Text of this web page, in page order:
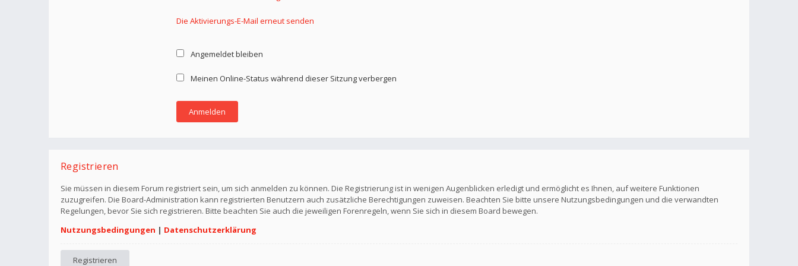
Die Aktivierungs-E-Mail erneut senden
Angemeldet bleiben
Meinen Online-Status während dieser Sitzung verbergen
Registrieren
Sie müssen in diesem Forum registriert sein, um sich anmelden zu können. Die Registrierung ist in wenigen Augenblicken erledigt und ermöglicht es Ihnen, auf weitere Funktionen
zuzugreifen. Die Board-Administration kann registrierten Benutzern auch zusätzliche Berechtigungen zuweisen. Beachten Sie bitte unsere Nutzungsbedingungen und die verwandten
Regelungen, bevor Sie sich registrieren. Bitte beachten Sie auch die jeweiligen Forenregeln, wenn Sie sich in diesem Board bewegen.
Nutzungsbedingungen | Datenschutzerklärung
Registrieren